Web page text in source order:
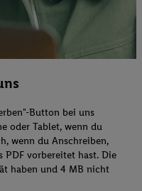
Button bei uns
oder Tablet, wenn du
wenn du Anschreiben,
PDF vorbereitet hast. Die
haben und 4 MB nicht